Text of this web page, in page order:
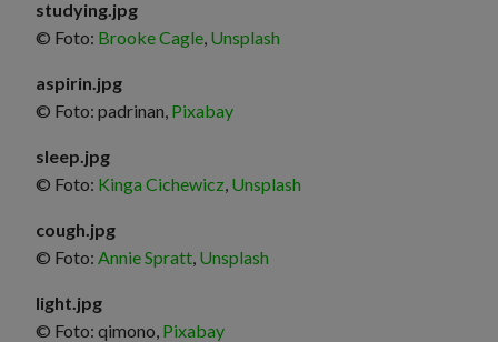
studying.jpg
© Foto: Brooke Cagle, Unsplash
aspirin.jpg
© Foto: padrinan, Pixabay
sleep.jpg
© Foto: Kinga Cichewicz, Unsplash
cough.jpg
© Foto: Annie Spratt, Unsplash
light.jpg
© Foto: qimono, Pixabay